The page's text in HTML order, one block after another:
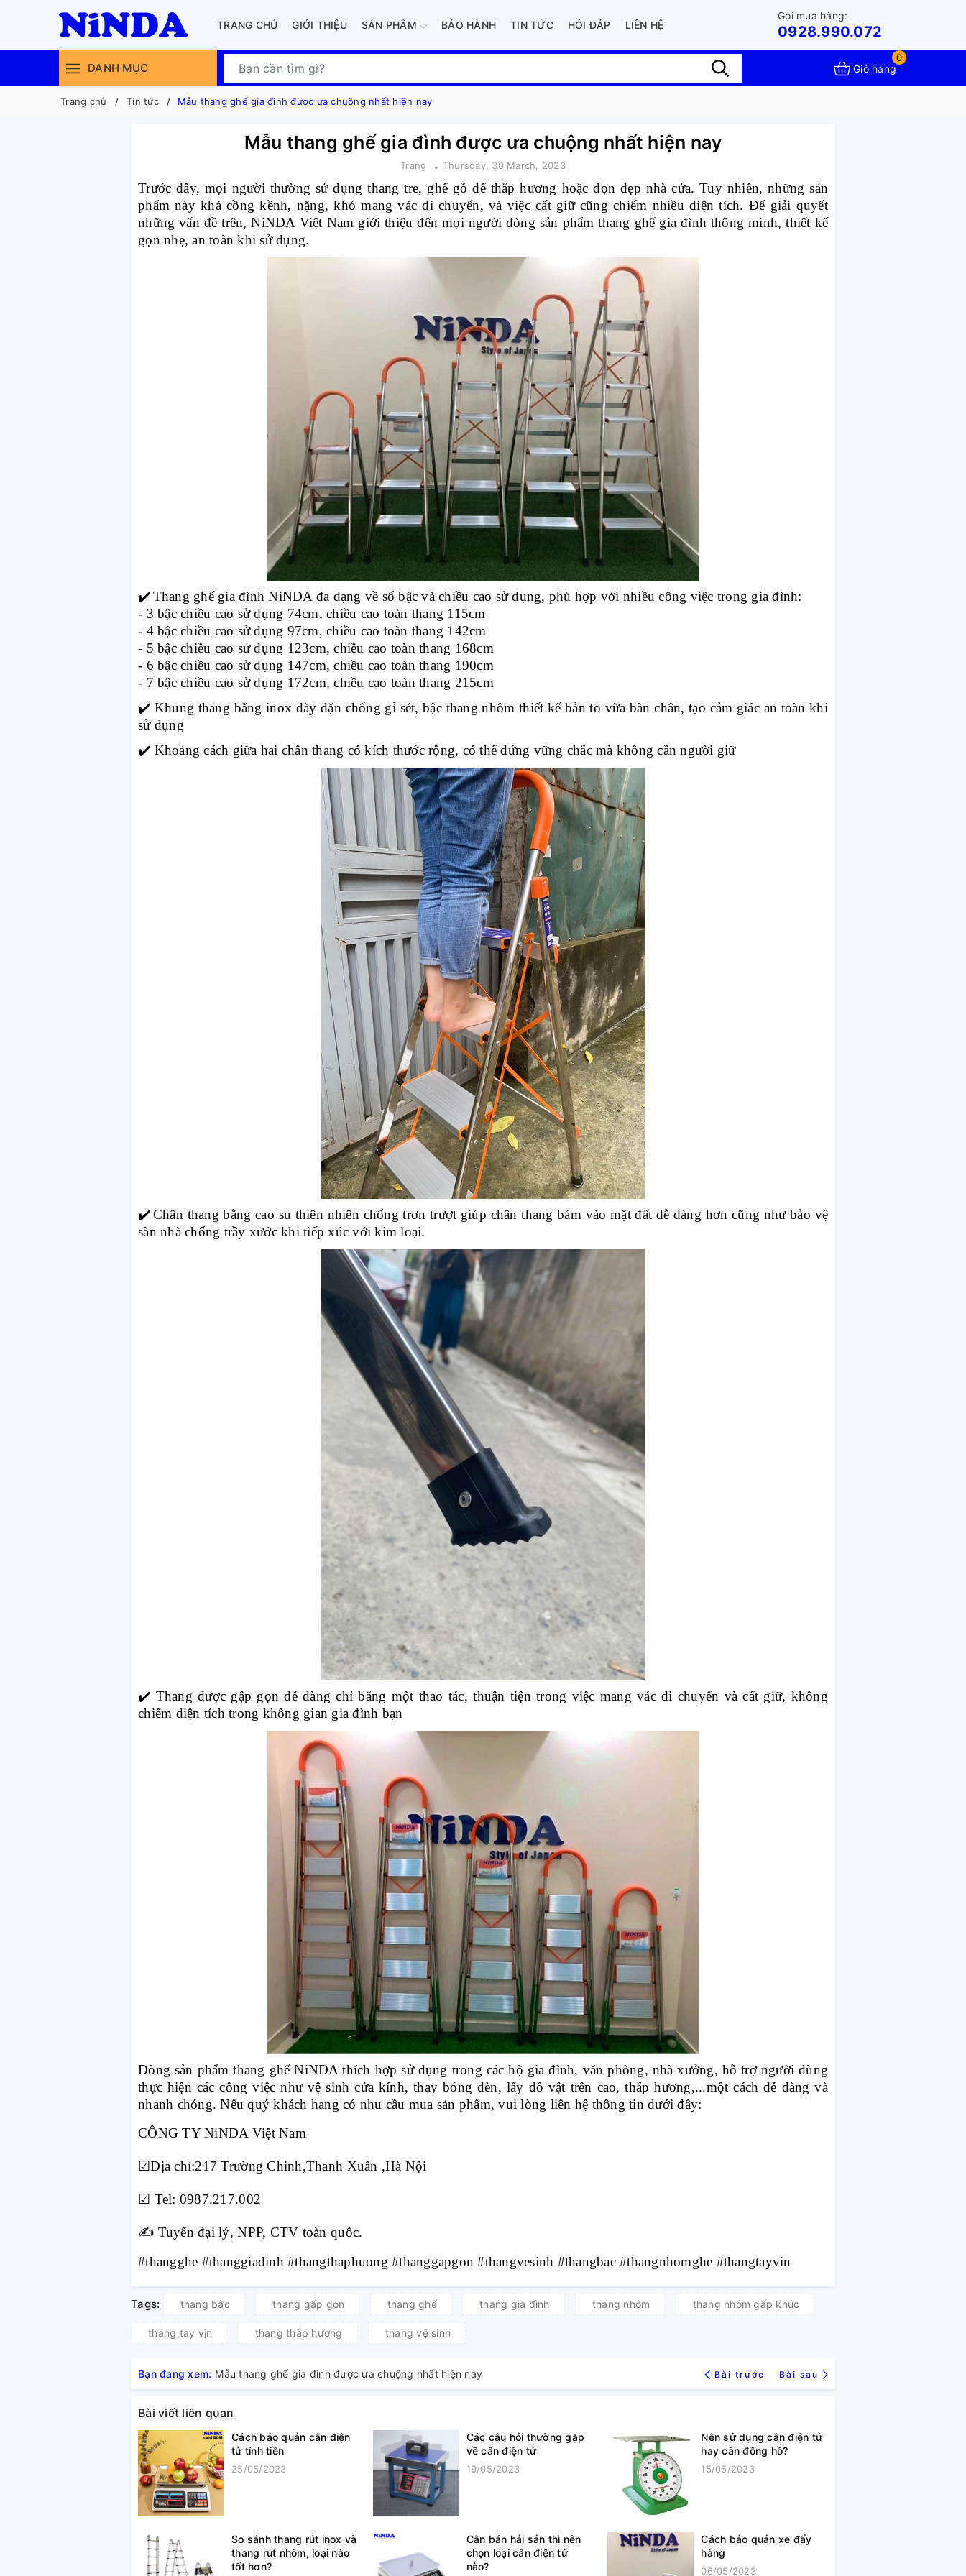
TRANG CHỦ GIỚI THIỆU SẢN PHẨM BẢO HÀNH TIN TỨC HỎI ĐÁP LIÊN HỆ
Gọi mua hàng:
0928.990.072
DANH MỤC
0
Giỏ hàng
Trang chủ Tin tức Mẫu thang ghế gia đình được ưa chuộng nhất hiện nay
Mẫu thang ghế gia đình được ưa chuộng nhất hiện nay
Trang Thursday, 30 March, 2023
Trước đây, mọi người thường sử dụng thang tre, ghế gỗ để thắp hương hoặc dọn dẹp nhà cửa. Tuy nhiên, những sản
phẩm này khá cồng kềnh, nặng, khó mang vác di chuyển, và việc cất giữ cũng chiếm nhiều diện tích. Để giải quyết
những vấn đề trên, NiNDA Việt Nam giới thiệu đến mọi người dòng sản phẩm thang ghế gia đình thông minh, thiết kế
gọn nhẹ, an toàn khi sử dụng.
✔️Thang ghế gia đình NiNDA đa dạng về số bậc và chiều cao sử dụng, phù hợp với nhiều công việc trong gia đình:
- 3 bậc chiều cao sử dụng 74cm, chiều cao toàn thang 115cm
- 4 bậc chiều cao sử dụng 97cm, chiều cao toàn thang 142cm
- 5 bậc chiều cao sử dụng 123cm, chiều cao toàn thang 168cm
- 6 bậc chiều cao sử dụng 147cm, chiều cao toàn thang 190cm
- 7 bậc chiều cao sử dụng 172cm, chiều cao toàn thang 215cm
✔️ Khung thang bằng inox dày dặn chống gỉ sét, bậc thang nhôm thiết kế bản to vừa bàn chân, tạo cảm giác an toàn khi
sử dụng
✔️ Khoảng cách giữa hai chân thang có kích thước rộng, có thể đứng vững chắc mà không cần người giữ
✔️Chân thang bằng cao su thiên nhiên chống trơn trượt giúp chân thang bám vào mặt đất dễ dàng hơn cũng như bảo vệ
sàn nhà chống trầy xước khi tiếp xúc với kim loại.
✔️ Thang được gập gọn dễ dàng chỉ bằng một thao tác, thuận tiện trong việc mang vác di chuyển và cất giữ, không
chiếm diện tích trong không gian gia đình bạn
Dòng sản phẩm thang ghế NiNDA thích hợp sử dụng trong các hộ gia đình, văn phòng, nhà xưởng, hỗ trợ người dùng
thực hiện các công việc như vệ sinh cửa kính, thay bóng đèn, lấy đồ vật trên cao, thắp hương,...một cách dễ dàng và
nhanh chóng. Nếu quý khách hang có nhu cầu mua sản phẩm, vui lòng liên hệ thông tin dưới đây:
CÔNG TY NiNDA Việt Nam
☑Địa chỉ:217 Trường Chinh,Thanh Xuân ,Hà Nội
☑ Tel: 0987.217.002
✍️ Tuyển đại lý, NPP, CTV toàn quốc.
#thangghe #thanggiadinh #thangthaphuong #thanggapgon #thangvesinh #thangbac #thangnhomghe #thangtayvin
Tags: thang bậc thang gấp gọn thang ghế thang gia đình thang nhôm thang nhôm gấp khúc
thang tay vịn thang thắp hương thang vệ sinh
Bạn đang xem: Mẫu thang ghế gia đình được ưa chuộng nhất hiện nay Bài trước Bài sau
Bài viết liên quan
Cách bảo quản cân điện
tử tính tiền
25/05/2023
Các câu hỏi thường gặp
về cân điện tử
19/05/2023
Nên sử dụng cân điện tử
hay cân đồng hồ?
15/05/2023
So sánh thang rút inox và
thang rút nhôm, loại nào
tốt hơn?
Cân bán hải sản thì nên
chọn loại cân điện tử
nào?
Cách bảo quản xe đẩy
hàng
06/05/2023